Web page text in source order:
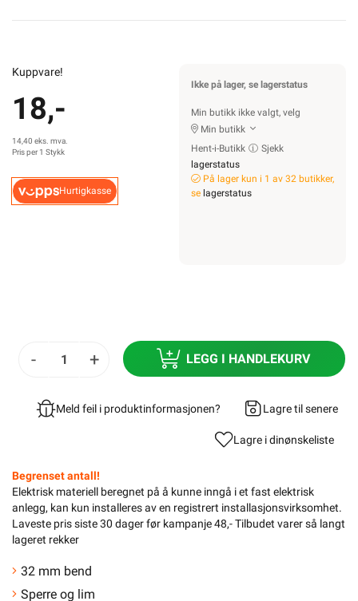
Kuppvare!
18,-
14,40 eks. mva.
Pris per 1 Stykk
Hurtigkasse
Ikke på lager, se lagerstatus
Min butikk ikke valgt, velg
Min butikk
Hent-i-Butikk
Sjekk
lagerstatus
På lager kun i 1 av 32 butikker,
se lagerstatus
- + LEGG I HANDLEKURV
Meld feil i produktinformasjonen? Lagre til senere
Lagre i dinønskeliste
Begrenset antall!
Elektrisk materiell beregnet på å kunne inngå i et fast elektrisk
anlegg, kan kun installeres av en registrert installasjonsvirksomhet.
Laveste pris siste 30 dager før kampanje 48,- Tilbudet varer så langt
lageret rekker
32 mm bend
Sperre og lim